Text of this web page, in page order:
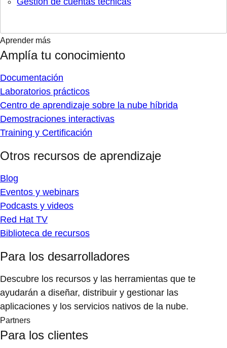
Aprender más
Amplía tu conocimiento
Documentación
Laboratorios prácticos
Centro de aprendizaje sobre la nube híbrida
Demostraciones interactivas
Training y Certificación
Otros recursos de aprendizaje
Blog
Eventos y webinars
Podcasts y videos
Red Hat TV
Biblioteca de recursos
Para los desarrolladores
Descubre los recursos y las herramientas que te
ayudarán a diseñar, distribuir y gestionar las
aplicaciones y los servicios nativos de la nube.
Partners
Para los clientes